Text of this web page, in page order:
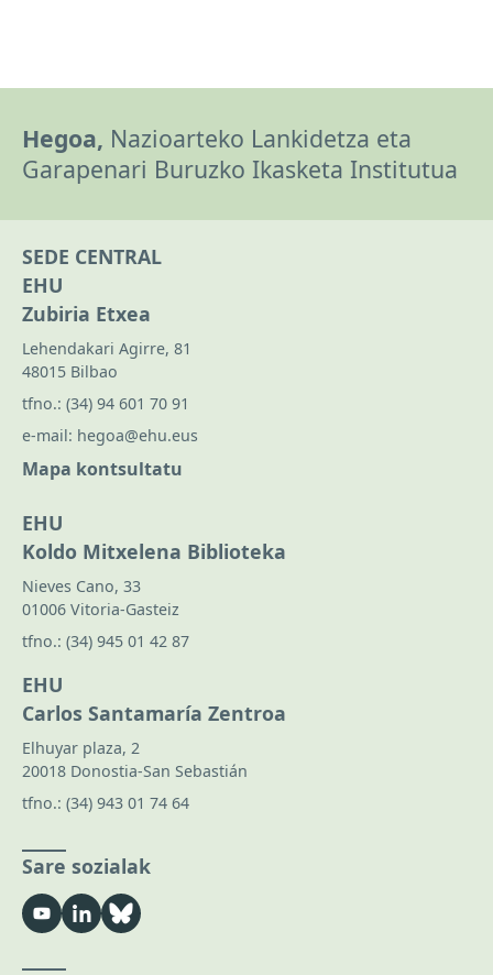
Hegoa, Nazioarteko Lankidetza eta
Garapenari Buruzko Ikasketa Institutua
SEDE CENTRAL
EHU
Zubiria Etxea
Lehendakari Agirre, 81
48015 Bilbao
tfno.: (34) 94 601 70 91
e-mail: hegoa@ehu.eus
Mapa kontsultatu
EHU
Koldo Mitxelena Biblioteka
Nieves Cano, 33
01006 Vitoria-Gasteiz
tfno.: (34) 945 01 42 87
EHU
Carlos Santamaría Zentroa
Elhuyar plaza, 2
20018 Donostia-San Sebastián
tfno.: (34) 943 01 74 64
Sare sozialak